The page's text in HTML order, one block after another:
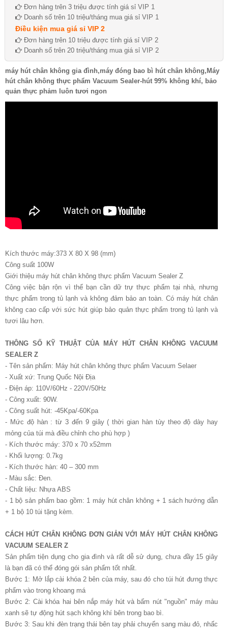
Đơn hàng trên 3 triệu được tính giá sỉ VIP 1
Doanh số trên 10 triệu/tháng mua giá sỉ VIP 1
Điều kiện mua giá sỉ VIP 2
Đơn hàng trên 10 triệu được tính giá sỉ VIP 2
Doanh số trên 20 triệu/tháng mua giá sỉ VIP 2
máy hút chân không gia đình,máy đóng bao bì hút chân không,Máy
hút chân không thực phẩm Vacuum Sealer-hút 99% không khí, bảo
quản thực phảm luôn tươi ngon
Kích thước máy:373 X 80 X 98 (mm)
Công suất 100W
Giới thiệu máy hút chân không thực phẩm Vacuum Sealer Z
Công việc bận rộn vì thể bạn cần dữ trự thực phẩm tại nhà, nhưng
thực phẩm trong tủ lạnh và không đảm bảo an toàn. Có máy hút chân
không cao cấp với sức hút giúp bảo quản thực phẩm trong tủ lạnh và
tươi lâu hơn.
THÔNG SỐ KỸ THUẬT CỦA MÁY HÚT CHÂN KHÔNG VACUUM
SEALER Z
- Tên sản phẩm: Máy hút chân không thực phẩm Vacuum Selaer
- Xuất xứ: Trung Quốc Nội Địa
- Điện áp: 110V/60Hz - 220V/50Hz
- Công xuất: 90W.
- Công suất hút: -45Kpa/-60Kpa
- Mức độ hàn : từ 3 đến 9 giây ( thời gian hàn tùy theo độ dày hay
mỏng của túi mà điều chỉnh cho phù hợp )
- Kích thước máy: 370 x 70 x52mm
- Khối lượng: 0.7kg
- Kích thước hàn: 40 – 300 mm
- Màu sắc: Đen.
- Chất liệu: Nhựa ABS
- 1 bộ sản phẩm bao gồm: 1 máy hút chân không + 1 sách hướng dẫn
+ 1 bộ 10 túi tặng kèm.
CÁCH HÚT CHÂN KHÔNG ĐƠN GIẢN VỚI MÁY HÚT CHÂN KHÔNG
VACUUM SEALER Z
Sản phẩm tiện dụng cho gia đình và rất dễ sử dụng, chưa đầy 15 giây
là bạn đã có thể đóng gói sản phẩm tốt nhất.
Bước 1: Mở lắp cài khóa 2 bên của máy, sau đó cho túi hút đưng thực
phẩm vào trong khoang má
Bước 2: Cài khóa hai bên nắp máy hút và bấm nút "nguồn" máy màu
xanh sẽ tự động hút sạch không khí bên trong bao bì.
Bước 3: Sau khi đèn trạng thái bên tay phải chuyển sang màu đỏ, nhấc